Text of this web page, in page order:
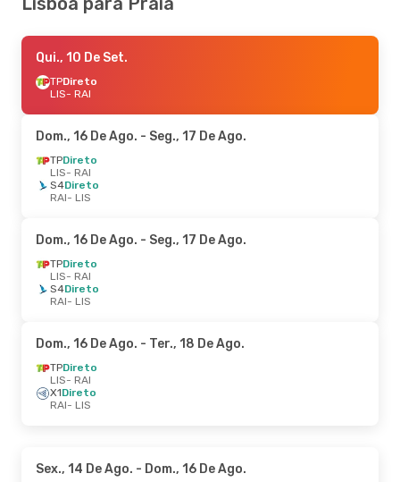
Qui., 10 De Set.
TPDireto
LIS- RAI
Dom., 16 De Ago. - Seg., 17 De Ago.
TPDireto
LIS- RAI
S4Direto
RAI- LIS
Dom., 16 De Ago. - Seg., 17 De Ago.
TPDireto
LIS- RAI
S4Direto
RAI- LIS
Dom., 16 De Ago. - Ter., 18 De Ago.
TPDireto
LIS- RAI
X1Direto
RAI- LIS
Sex., 14 De Ago. - Dom., 16 De Ago.